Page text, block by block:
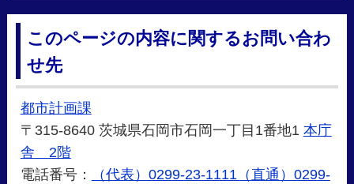
このページの内容に関するお問い合わ
せ先
都市計画課
〒315-8640 茨城県石岡市石岡一丁目1番地1 本庁
舎 2階
電話番号：
（代表）0299-23-1111（直通）0299-